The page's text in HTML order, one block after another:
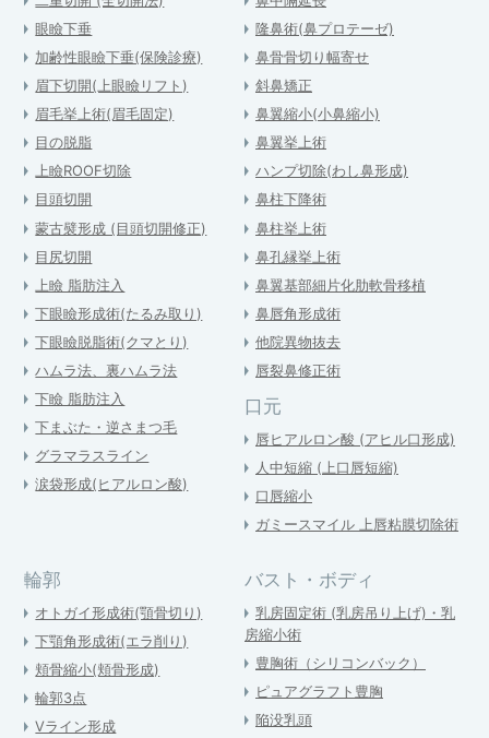
眼瞼下垂
加齢性眼瞼下垂(保険診療)
眉下切開(上眼瞼リフト)
眉毛挙上術(眉毛固定)
目の脱脂
上瞼ROOF切除
目頭切開
蒙古襞形成 (目頭切開修正)
目尻切開
上瞼 脂肪注入
下眼瞼形成術(たるみ取り)
下眼瞼脱脂術(クマとり)
ハムラ法、裏ハムラ法
下瞼 脂肪注入
下まぶた・逆さまつ毛
グラマラスライン
涙袋形成(ヒアルロン酸)
隆鼻術(鼻プロテーゼ)
鼻骨骨切り幅寄せ
斜鼻矯正
鼻翼縮小(小鼻縮小)
鼻翼挙上術
ハンプ切除(わし鼻形成)
鼻柱下降術
鼻柱挙上術
鼻孔縁挙上術
鼻翼基部細片化肋軟骨移植
鼻唇角形成術
他院異物抜去
唇裂鼻修正術
口元
唇ヒアルロン酸 (アヒル口形成)
人中短縮 (上口唇短縮)
口唇縮小
ガミースマイル 上唇粘膜切除術
輪郭
オトガイ形成術(顎骨切り)
下顎角形成術(エラ削り)
頬骨縮小(頬骨形成)
輪郭3点
Vライン形成
バスト・ボディ
乳房固定術 (乳房吊り上げ)・乳
房縮小術
豊胸術（シリコンバック）
ピュアグラフト豊胸
陥没乳頭